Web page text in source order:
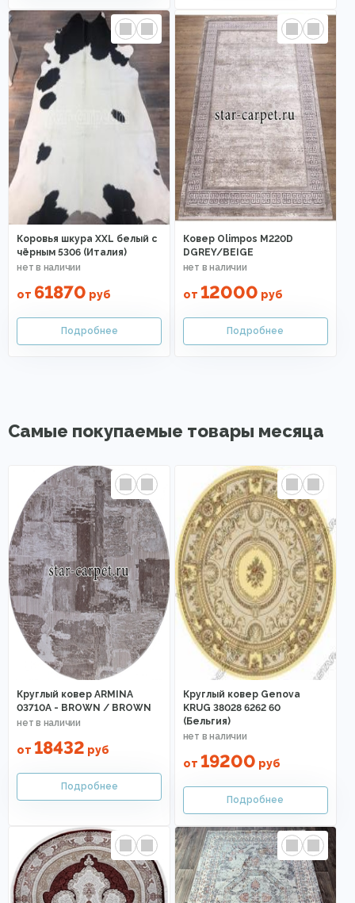
Коровья шкура XXL белый с
чёрным 5306 (Италия)
от 61870 руб
Ковер Olimpos M220D
DGREY/BEIGE
от 12000 руб
Самые покупаемые товары месяца
Круглый ковер ARMINA
03710A - BROWN / BROWN
от 18432 руб
Круглый ковер Genova
KRUG 38028 6262 60
(Бельгия)
от 19200 руб